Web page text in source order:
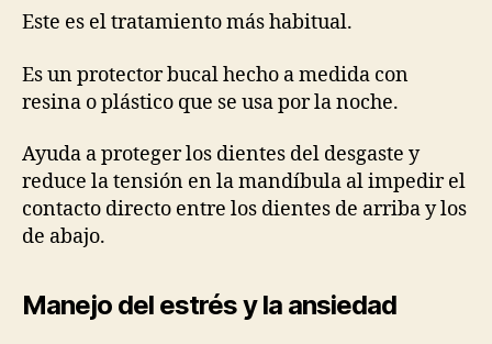
Este es el tratamiento más habitual.
Es un protector bucal hecho a medida con
resina o plástico que se usa por la noche.
Ayuda a proteger los dientes del desgaste y
reduce la tensión en la mandíbula al impedir el
contacto directo entre los dientes de arriba y los
de abajo.
Manejo del estrés y la ansiedad